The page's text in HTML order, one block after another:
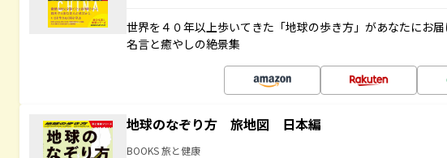
世界を４０年以上歩いてきた「地球の歩き方」があなたにお
名言と癒やしの絶景集
地球のなぞり方 旅地図 日本編
BOOKS 旅と健康